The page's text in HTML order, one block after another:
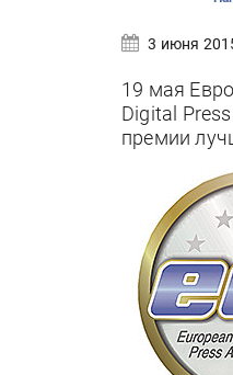
3 июня
19 мая
Digital
премии